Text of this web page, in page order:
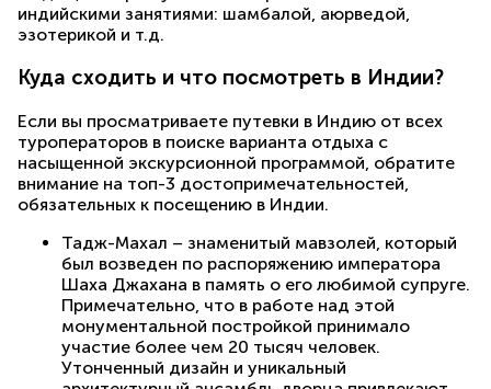
индийскими занятиями: шамбалой, аюрведой,
эзотерикой и т.д.
Куда сходить и что посмотреть в Индии?
Если вы просматриваете путевки в Индию от всех
туроператоров в поиске варианта отдыха с
насыщенной экскурсионной программой, обратите
внимание на топ-3 достопримечательностей,
обязательных к посещению в Индии.
Тадж-Махал – знаменитый мавзолей, который
был возведен по распоряжению императора
Шаха Джахана в память о его любимой супруге.
Примечательно, что в работе над этой
монументальной постройкой принимало
участие более чем 20 тысяч человек.
Утонченный дизайн и уникальный